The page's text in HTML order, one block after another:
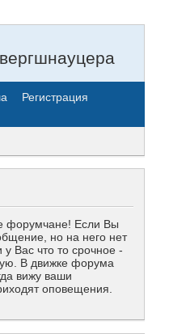
Регистрация
форумчане! Если Вы
но на него нет
Вас что то срочное -
В движке форума
вижу ваши
оповещения.